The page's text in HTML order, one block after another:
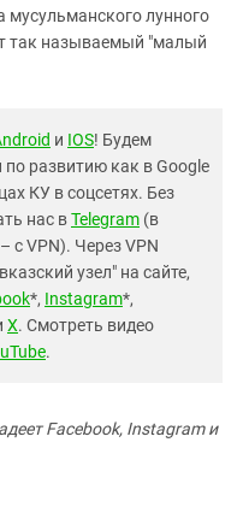
мусульманского лунного
так называемый "малый
и IOS! Будем
по развитию как в Google
КУ в соцсетях. Без
нас вTelegram (в
с VPN). Через VPN
узел" на сайте,
*, Instagram*,
X. Смотреть видео
.
Facebook, Instagram и